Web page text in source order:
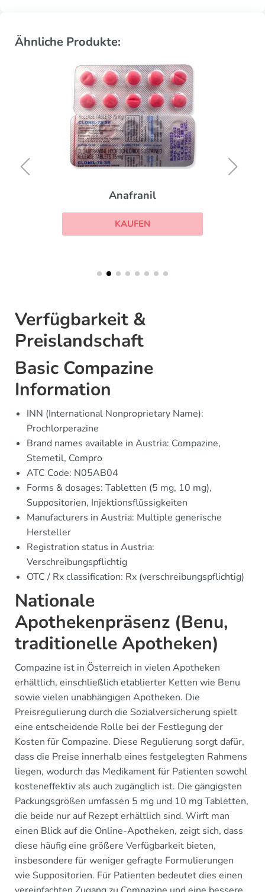
Ähnliche Produkte:
Anafranil
KAUFEN
Verfügbarkeit &
Preislandschaft
Basic Compazine
Information
INN (International Nonproprietary Name):
Prochlorperazine
Brand names available in Austria: Compazine,
Stemetil, Compro
ATC Code: N05AB04
Forms & dosages: Tabletten (5 mg, 10 mg),
Suppositorien, Injektionsflüssigkeiten
Manufacturers in Austria: Multiple generische
Hersteller
Registration status in Austria:
Verschreibungspflichtig
OTC / Rx classification: Rx (verschreibungspflichtig)
Nationale
Apothekenpräsenz (Benu,
traditionelle Apotheken)
Compazine ist in Österreich in vielen Apotheken
erhältlich, einschließlich etablierter Ketten wie Benu
sowie vielen unabhängigen Apotheken. Die
Preisregulierung durch die Sozialversicherung spielt
eine entscheidende Rolle bei der Festlegung der
Kosten für Compazine. Diese Regulierung sorgt dafür,
dass die Preise innerhalb eines festgelegten Rahmens
liegen, wodurch das Medikament für Patienten sowohl
kosteneffektiv als auch zugänglich ist. Die gängigsten
Packungsgrößen umfassen 5 mg und 10 mg Tabletten,
die beide nur auf Rezept erhältlich sind. Wirft man
einen Blick auf die Online-Apotheken, zeigt sich, dass
diese häufig eine größere Verfügbarkeit bieten,
insbesondere für weniger gefragte Formulierungen
wie Suppositorien. Für Patienten bedeutet dies einen